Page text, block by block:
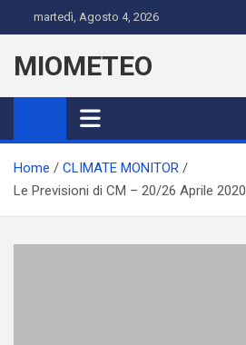
to
content
martedì, Agosto 4, 2026
MIOMETEO
Home
CLIMATE MONITOR
Le Previsioni di CM – 20/26 Aprile 2020